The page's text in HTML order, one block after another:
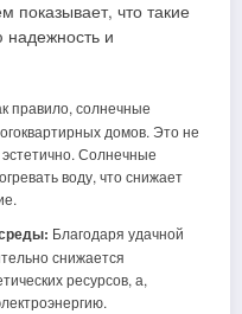
показывает, что такие
и
правило, солнечные
домов. Это не
Солнечные
воду, что снижает
Благодаря удачной
снижается
ресурсов, а,